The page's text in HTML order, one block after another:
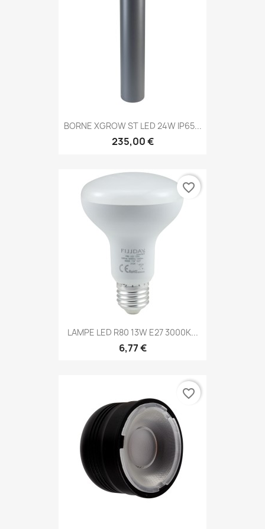
BORNE XGROW ST LED 24W IP65...
235,00 €
LAMPE LED R80 13W E27 3000K...
6,77 €
favorite_border
favorite_border